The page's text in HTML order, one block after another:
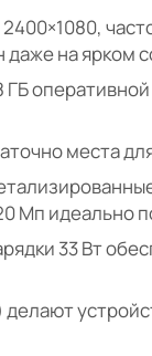
на ярком
места
Мп идеально
33 Вт